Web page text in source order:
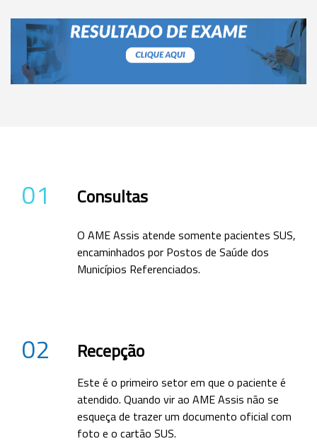
01 Consultas
O AME Assis atende somente pacientes SUS,
encaminhados por Postos de Saúde dos
Municípios Referenciados.
02 Recepção
Este é o primeiro setor em que o paciente é
atendido. Quando vir ao AME Assis não se
esqueça de trazer um documento oficial com
foto e o cartão SUS.